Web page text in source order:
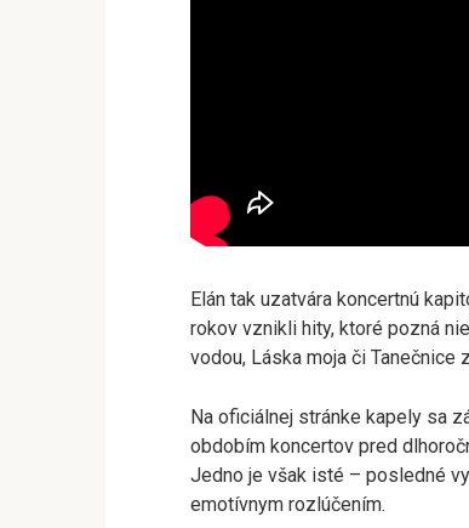
Elán tak uzatvára koncertnú
rokov vznikli hity, ktoré pozná
vodou, Láska moja či Tanečnice
Na oficiálnej stránke kapely sa
obdobím koncertov pred
Jedno je však isté – posledné
emotívnym rozlúčením.